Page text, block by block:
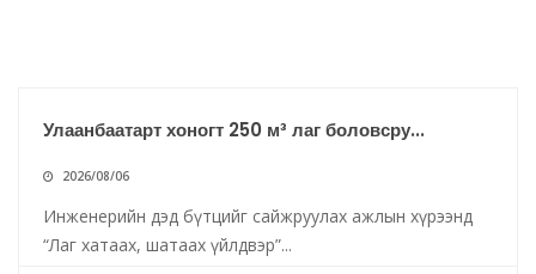
Улаанбаатарт хоногт 250 м³ лаг боловсру...
2026/08/06
Инженерийн дэд бүтцийг сайжруулах ажлын хүрээнд
“Лаг хатаах, шатаах үйлдвэр”...